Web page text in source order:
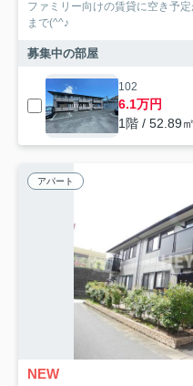
ファミリー向けの賃貸に空き予
まで(^^♪
募集中の部屋
102
6.1万円
1階 / 52.89
アパート
NEW